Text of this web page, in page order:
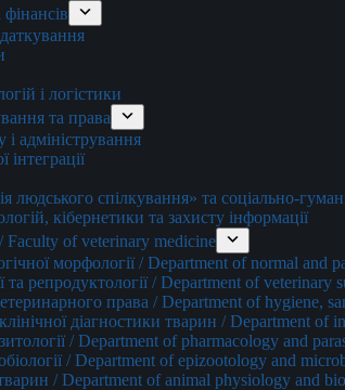
і логістики
та права
адміністрування
спілкування» та соціально-
кібернетики та захисту інформації
Faculty of veterinary medicine
морфології / Department of normal and
та репродуктології / Department of
права / Department of hygiene,
діагностики тварин / Department of
/ Department of pharmacology and
/ Department of epizootology and
тварин / Department of animal physiology and